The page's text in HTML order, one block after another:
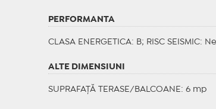
PERFORMANTA
CLASA ENERGETICA: B; RISC SEISMIC:
ALTE DIMENSIUNI
SUPRAFAȚĂ TERASE/BALCOANE: 6 mp